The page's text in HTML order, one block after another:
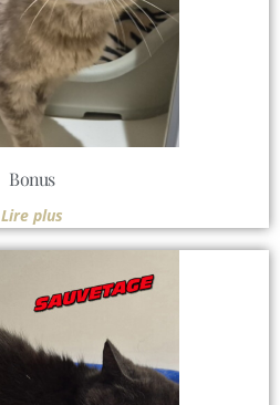
Bonus
Lire plus